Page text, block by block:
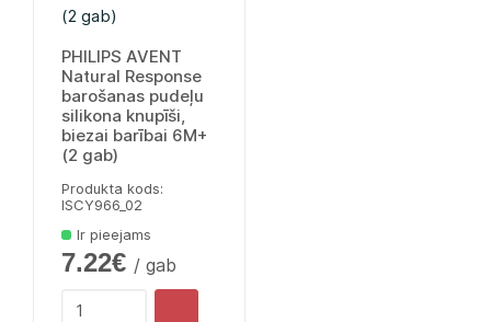
PHILIPS AVENT
Natural Response
barošanas pudeļu
silikona knupīši,
biezai barībai 6M+
(2 gab)
Produkta kods:
lSCY966_02
Ir pieejams
7.22€ / gab